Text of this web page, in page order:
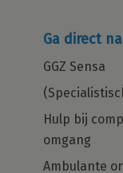
Ga direct
GGZ Sensa
Hulp bij
omgang
Ambulante